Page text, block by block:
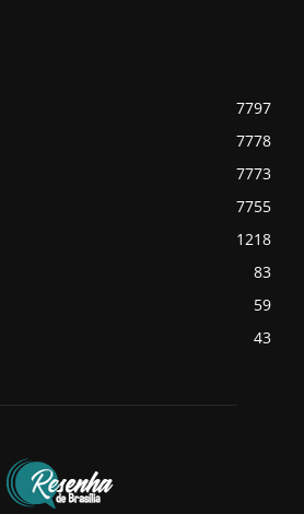
7797
7778
7773
7755
1218
83
59
43